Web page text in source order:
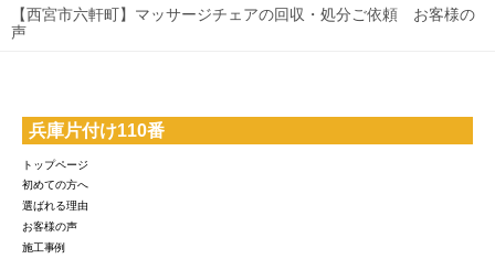
【西宮市六軒町】マッサージチェアの回収・処分ご依頼 お客様の
声
兵庫片付け110番
トップページ
初めての方へ
選ばれる理由
お客様の声
施工事例